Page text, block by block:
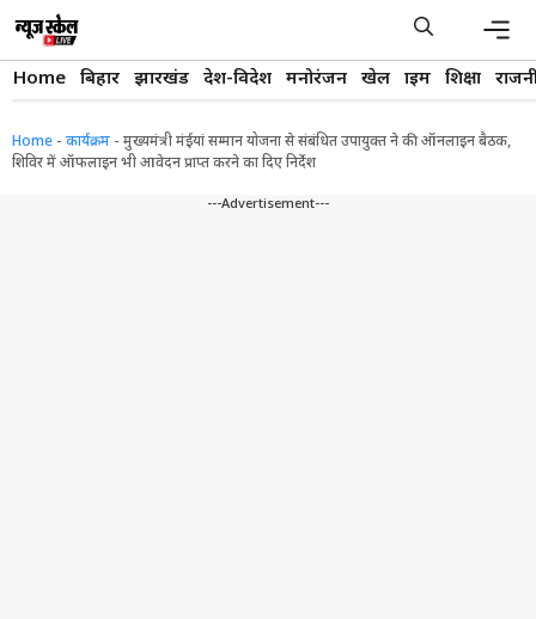
content
Home बिहार झारखंड देश-विदेश मनोरंजन खेल क्राइम शिक्षा
Home - कार्यक्रम - मुख्यमंत्री मंईयां सम्मान योजना से संबंधित उपायुक्त ने की ऑनलाइन बैठक,
शिविर में ऑफलाइन भी आवेदन प्राप्त करने का दिए निर्देश
---Advertisement---